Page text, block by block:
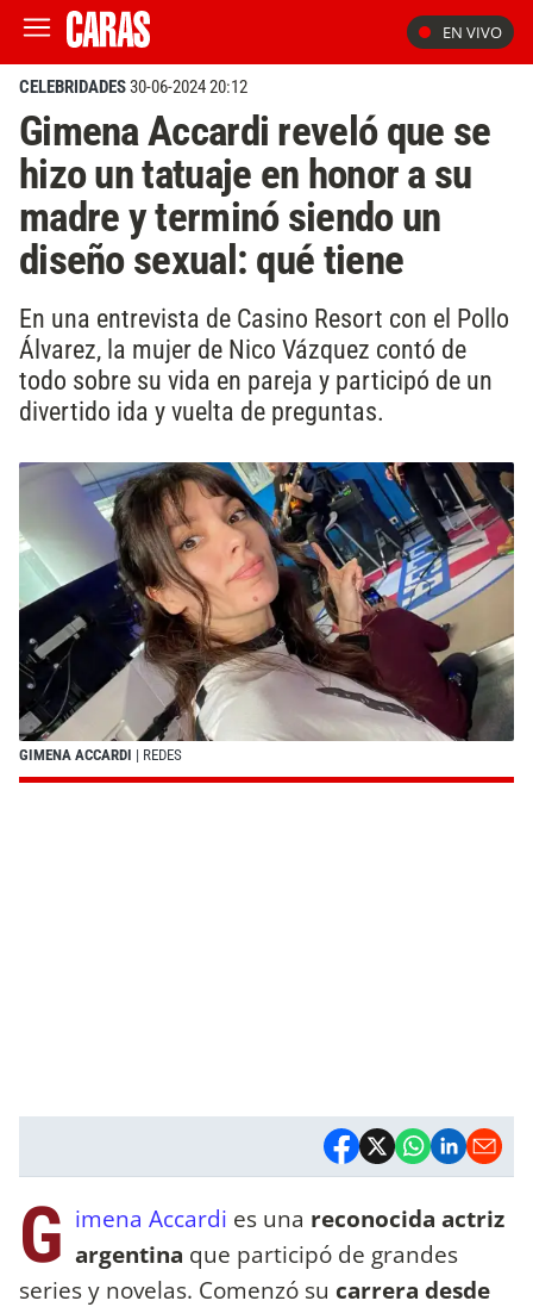
EN VIVO
CELEBRIDADES30-06-2024 20:12
Gimena Accardi reveló que se
hizo un tatuaje en honor a su
madre y terminó siendo un
diseño sexual: qué tiene
En una entrevista de Casino Resort con el Pollo
Álvarez, la mujer de Nico Vázquez contó de
todo sobre su vida en pareja y participó de un
divertido ida y vuelta de preguntas.
GIMENA ACCARDI | REDES
G imena Accardi es una reconocida actriz
argentina que participó de grandes
series y novelas. Comenzó su carrera desde